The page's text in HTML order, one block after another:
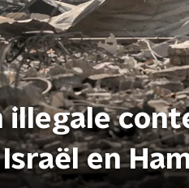
illegale
en